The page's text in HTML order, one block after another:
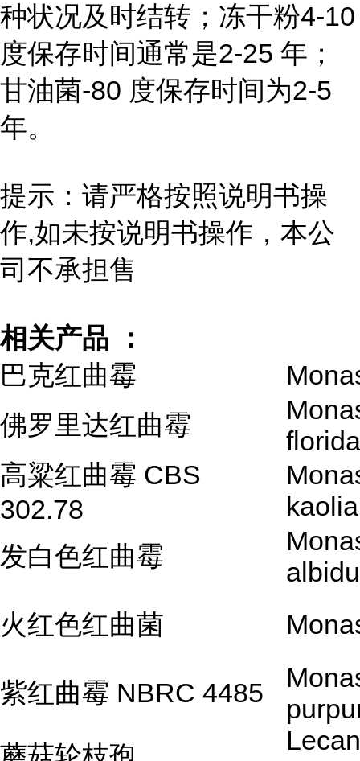
种状况及时结转；冻干粉4-10
度保存时间通常是2-25 年；
甘油菌-80 度保存时间为2-5
年。
提示：请严格按照说明书操
作,如未按说明书操作，本公
司不承担售
相关产品 ：
巴克红曲霉
佛罗里达红曲霉
高粱红曲霉 CBS
302.78
发白色红曲霉
火红色红曲菌
紫红曲霉 NBRC 4485